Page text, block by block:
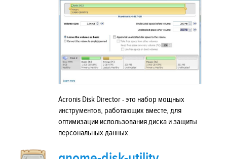
Acronis Disk Director - это набор мощных
инструментов, работающих вместе, для
оптимизации использования диска и защиты
персональных данных.